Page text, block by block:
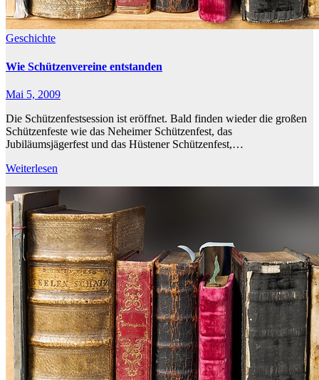
Geschichte
Wie Schützenvereine entstanden
Mai 5, 2009
Die Schützenfestsession ist eröffnet. Bald finden wieder die großen
Schützenfeste wie das Neheimer Schützenfest, das
Jubiläumsjägerfest und das Hüstener Schützenfest,…
Weiterlesen